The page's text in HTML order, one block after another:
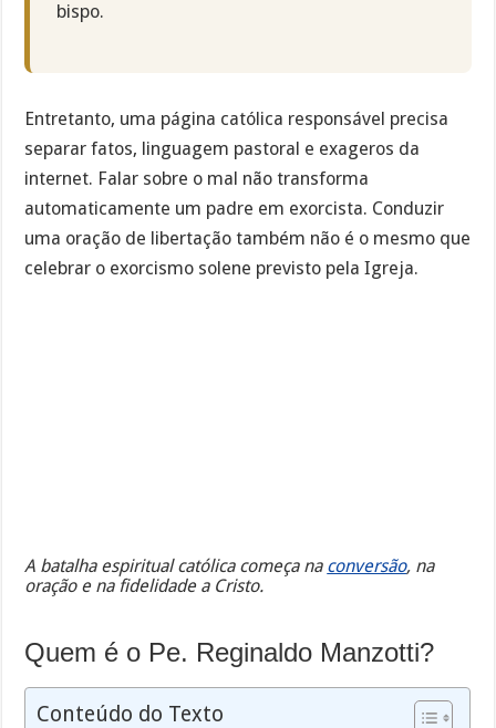
bispo.
Entretanto, uma página católica responsável precisa
separar fatos, linguagem pastoral e exageros da
internet. Falar sobre o mal não transforma
automaticamente um padre em exorcista. Conduzir
uma oração de libertação também não é o mesmo que
celebrar o exorcismo solene previsto pela Igreja.
A batalha espiritual católica começa na conversão, na
oração e na fidelidade a Cristo.
Quem é o Pe. Reginaldo Manzotti?
Conteúdo do Texto